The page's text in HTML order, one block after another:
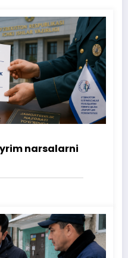
narsalarni